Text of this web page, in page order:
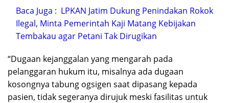
Baca Juga : LPKAN Jatim Dukung Penindakan Rokok
Ilegal, Minta Pemerintah Kaji Matang Kebijakan
Tembakau agar Petani Tak Dirugikan
“Dugaan kejanggalan yang mengarah pada
pelanggaran hukum itu, misalnya ada dugaan
kosongnya tabung ogsigen saat dipasang kepada
pasien, tidak segeranya dirujuk meski fasilitas untuk